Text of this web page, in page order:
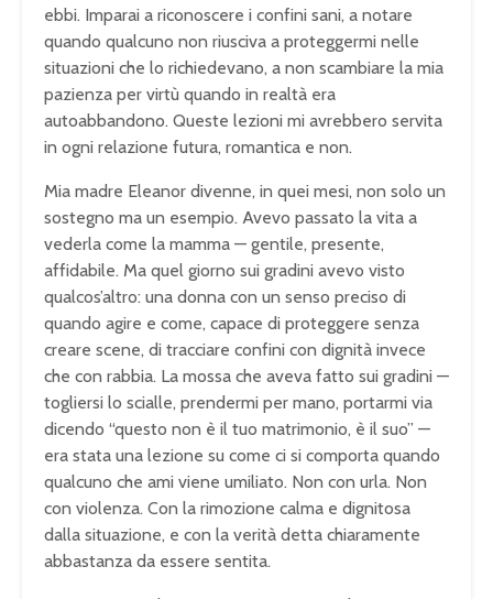
ebbi. Imparai a riconoscere i confini sani, a notare
quando qualcuno non riusciva a proteggermi nelle
situazioni che lo richiedevano, a non scambiare la mia
pazienza per virtù quando in realtà era
autoabbandono. Queste lezioni mi avrebbero servita
in ogni relazione futura, romantica e non.
Mia madre Eleanor divenne, in quei mesi, non solo un
sostegno ma un esempio. Avevo passato la vita a
vederla come la mamma — gentile, presente,
affidabile. Ma quel giorno sui gradini avevo visto
qualcos’altro: una donna con un senso preciso di
quando agire e come, capace di proteggere senza
creare scene, di tracciare confini con dignità invece
che con rabbia. La mossa che aveva fatto sui gradini —
togliersi lo scialle, prendermi per mano, portarmi via
dicendo “questo non è il tuo matrimonio, è il suo” —
era stata una lezione su come ci si comporta quando
qualcuno che ami viene umiliato. Non con urla. Non
con violenza. Con la rimozione calma e dignitosa
dalla situazione, e con la verità detta chiaramente
abbastanza da essere sentita.